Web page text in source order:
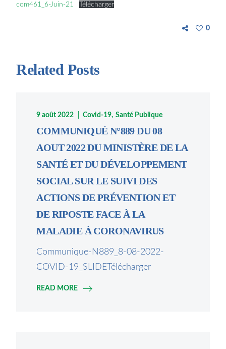
com461_6-Juin-21 Télécharger
0
Related Posts
9 août 2022 Covid-19 Santé Publique
COMMUNIQUÉ N°889 DU 08
AOUT 2022 DU MINISTÈRE DE LA
SANTÉ ET DU DÉVELOPPEMENT
SOCIAL SUR LE SUIVI DES
ACTIONS DE PRÉVENTION ET
DE RIPOSTE FACE À LA
MALADIE À CORONAVIRUS
Communique-N889_8-08-2022-
COVID-19_SLIDETélécharger
READ MORE